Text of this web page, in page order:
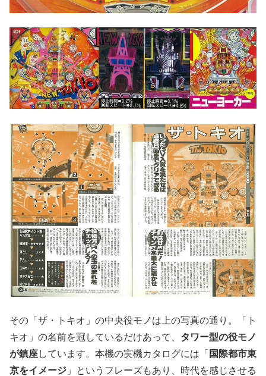
その「ザ・トキオ」の中央役モノは上の写真の通り。「ト
キオ」の名前を冠しているだけあって、 タワー型の役モノ
が鎮座しています。本機の実機カタログには「 国際都市東
京をイメージ 」というフレーズもあり、時代を感じさせる